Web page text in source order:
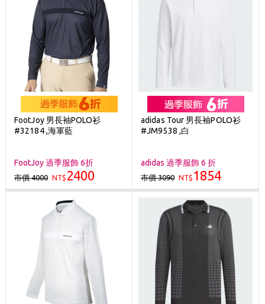
FootJoy 男長袖POLO衫
#32184 ,海軍藍
FootJoy 過季服飾 6折
市價 4000 NT$ 2400
adidas Tour 男長袖POLO衫
#JM9538 ,白
adidas 過季服飾 6 折
市價 3090 NT$ 1854